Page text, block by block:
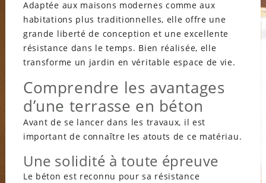
Adaptée aux maisons modernes comme aux
habitations plus traditionnelles, elle offre une
grande liberté de conception et une excellente
résistance dans le temps. Bien réalisée, elle
transforme un jardin en véritable espace de vie.
Comprendre les avantages
d’une terrasse en béton
Avant de se lancer dans les travaux, il est
important de connaître les atouts de ce matériau.
Une solidité à toute épreuve
Le béton est reconnu pour sa résistance